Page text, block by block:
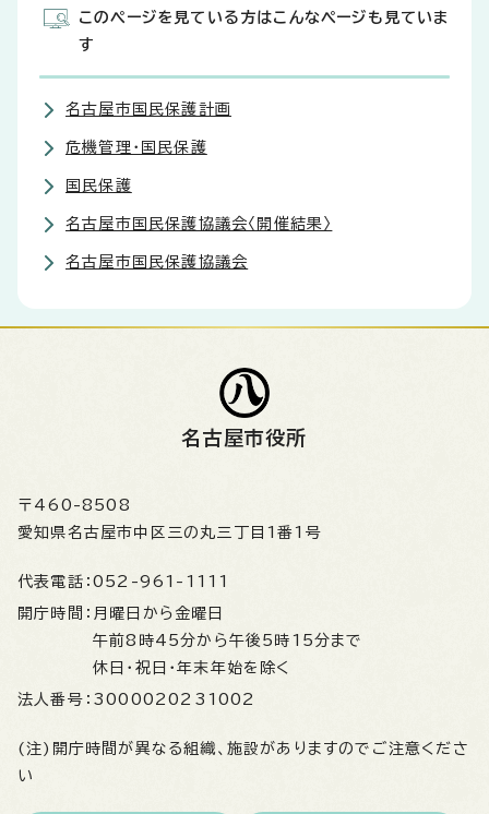
このページを見ている方はこんなページも見ていま
す
名古屋市国民保護計画
危機管理・国民保護
国民保護
名古屋市国民保護協議会〈開催結果〉
名古屋市国民保護協議会
名古屋市役所
〒460-8508
愛知県名古屋市中区三の丸三丁目1番1号
代表電話： 052-961-1111
開庁時間： 月曜日から金曜日
午前8時45分から午後5時15分まで
休日・祝日・年末年始を除く
法人番号： 3000020231002
(注)開庁時間が異なる組織、施設がありますのでご注意くださ
い